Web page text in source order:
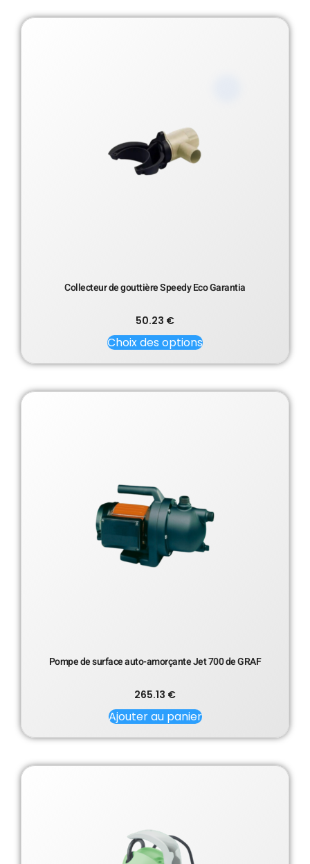
Collecteur de gouttière Speedy Eco Garantia
50.23 €
Choix des options
Pompe de surface auto-amorçante Jet 700 de GRAF
265.13 €
Ajouter au panier